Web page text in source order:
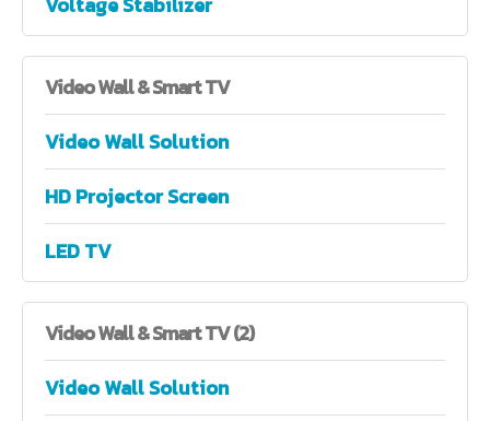
VideoWall & Smart TV
Video Wall Solution
HD Projector Screen
LED TV
VideoWall & Smart TV (2)
Video Wall Solution